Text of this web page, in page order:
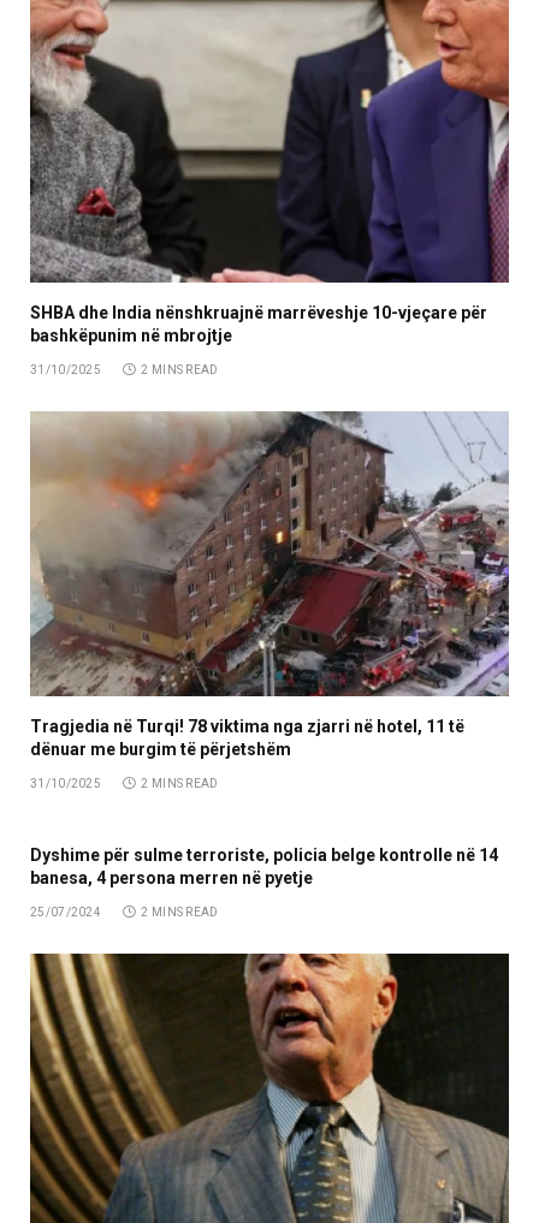
SHBA dhe India nënshkruajnë marrëveshje 10-vjeçare për
bashkëpunim në mbrojtje
31/10/2025 2 MINS READ
Tragjedia në Turqi! 78 viktima nga zjarri në hotel, 11 të
dënuar me burgim të përjetshëm
31/10/2025 2 MINS READ
Dyshime për sulme terroriste, policia belge kontrolle në 14
banesa, 4 persona merren në pyetje
25/07/2024 2 MINS READ